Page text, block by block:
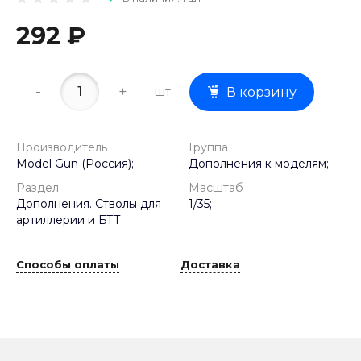
292 ₽
- + шт. В корзину
Производитель
Model Gun (Россия);
Группа
Дополнения к моделям;
Раздел
Дополнения. Стволы для
артиллерии и БТТ;
Масштаб
1/35;
Способы оплаты Доставка